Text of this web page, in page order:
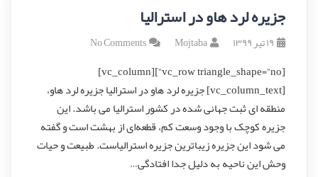
جزیره لرد هاو در استرالیا
۱۹ تیر ۱۳۹۹ Mojtaba
No Comments
[vc_row triangle_shape=”no”][vc_column]
[vc_column_text] جزیره لرد هاو در استرالیا جزیره لرد هاو،
منطقه ای ثبت جهانی شده در کشور استرالیا می باشد. این
جزیره کوچک با وجود وسعت کم، قطعه‌ای از بهشت است و گفته
می شود این جزیره زیباترین جزیره استرالیاست. طبیعت و حیات
وحش این ناحیه به دلیل جدا افتادگی…